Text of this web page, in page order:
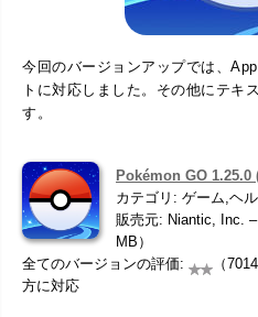
今回のバージョンアップでは、
トに対応しました。その他にテキ
す。
Pokémon GO 1.25.0
カテゴリ: ゲーム,ヘ
販売元: Niantic, Inc.
MB）
全てのバージョンの評価:
（
方に対応